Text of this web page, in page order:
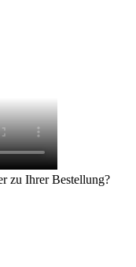
zu Ihrer Bestellung?